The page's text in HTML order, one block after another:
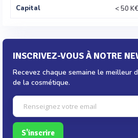
Capital
< 50 K€
INSCRIVEZ-VOUS À NOTRE
Recevez chaque semaine le meilleur
de la cosmétique.
S'inscrire